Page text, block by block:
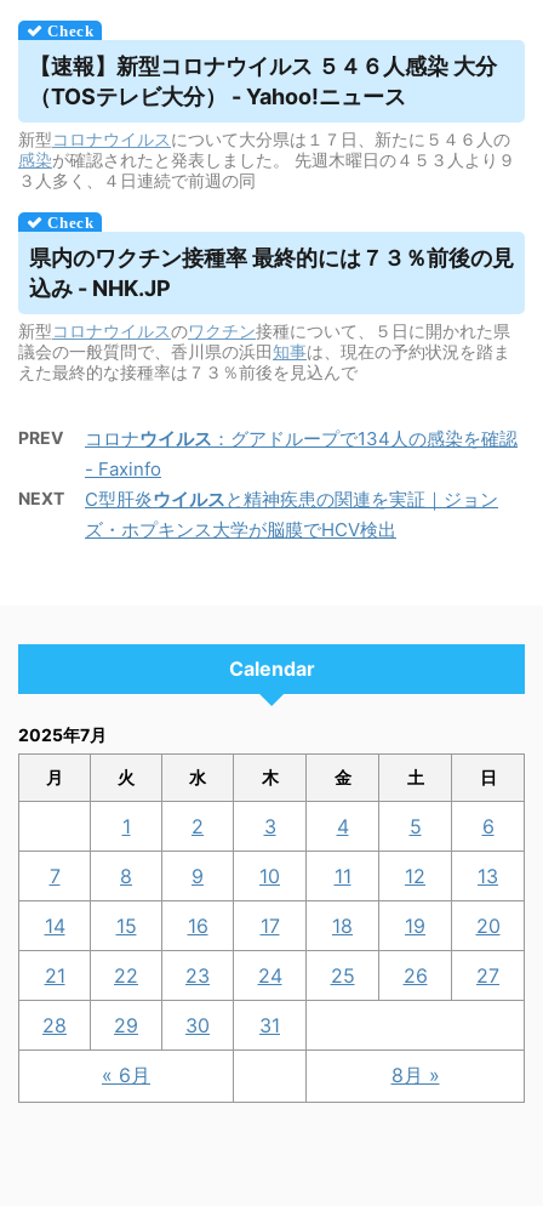
【速報】新型コロナウイルス ５４６人感染 大分
（TOSテレビ大分） - Yahoo!ニュース
新型コロナウイルスについて大分県は１７日、新たに５４６人の
感染が確認されたと発表しました。 先週木曜日の４５３人より９
３人多く、４日連続で前週の同
県内のワクチン接種率 最終的には７３％前後の見
込み - NHK.JP
新型コロナウイルスのワクチン接種について、５日に開かれた県
議会の一般質問で、香川県の浜田知事は、現在の予約状況を踏ま
えた最終的な接種率は７３％前後を見込んで
PREV コロナウイルス ：グアドループで134人の感染を確認
- Faxinfo
NEXT C型肝炎ウイルスと精神疾患の関連を実証｜ジョン
ズ・ホプキンス大学が脳膜でHCV検出
Calendar
2025年7月
月 火 水 木 金 土 日
« 6月 8月 »
1 2 3 4 5 6
7 8 9 10 11 12 13
14 15 16 17 18 19 20
21 22 23 24 25 26 27
28 29 30 31